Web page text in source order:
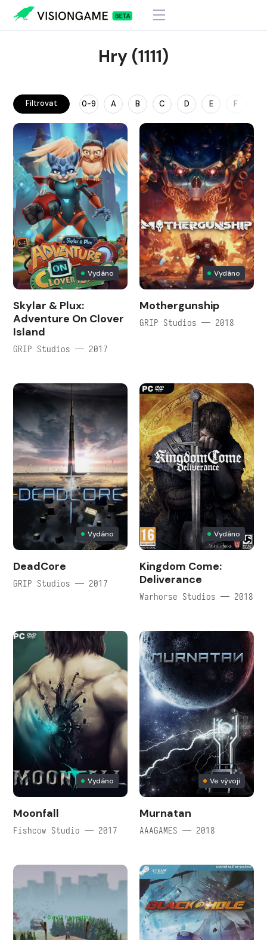
Hry (1111)
Filtrovat 0-9 A B C D E F
Vydáno
Skylar & Plux:
Adventure On Clover
Island
GRIP Studios — 2017
Vydáno
Mothergunship
GRIP Studios — 2018
Vydáno
DeadCore
GRIP Studios — 2017
Vydáno
Kingdom Come:
Deliverance
Warhorse Studios — 2018
Vydáno
Moonfall
Fishcow Studio — 2017
Ve vývoji
Murnatan
AAAGAMES — 2018